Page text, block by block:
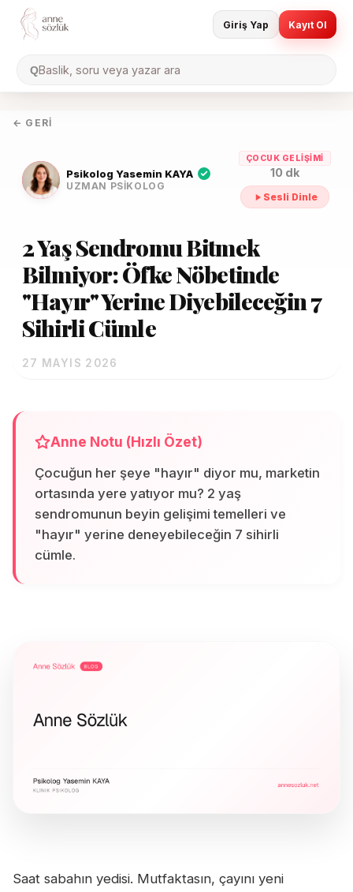
QBaslik, soru veya yazar ara
Giriş Yap Kayıt Ol
← GERI
Psikolog Yasemin KAYA
UZMAN PSIKOLOG
ÇOCUK GELIŞIMI
10 dk
Sesli Dinle
2 Yaş Sendromu Bitmek
Bilmiyor: Öfke Nöbetinde
"Hayır" Yerine Diyebileceğin 7
Sihirli Cümle
27 MAYIS 2026
Anne Notu (Hızlı Özet)
Çocuğun her şeye "hayır" diyor mu, marketin
ortasında yere yatıyor mu? 2 yaş
sendromunun beyin gelişimi temelleri ve
"hayır" yerine deneyebileceğin 7 sihirli
cümle.
Saat sabahın yedisi. Mutfaktasın, çayını yeni